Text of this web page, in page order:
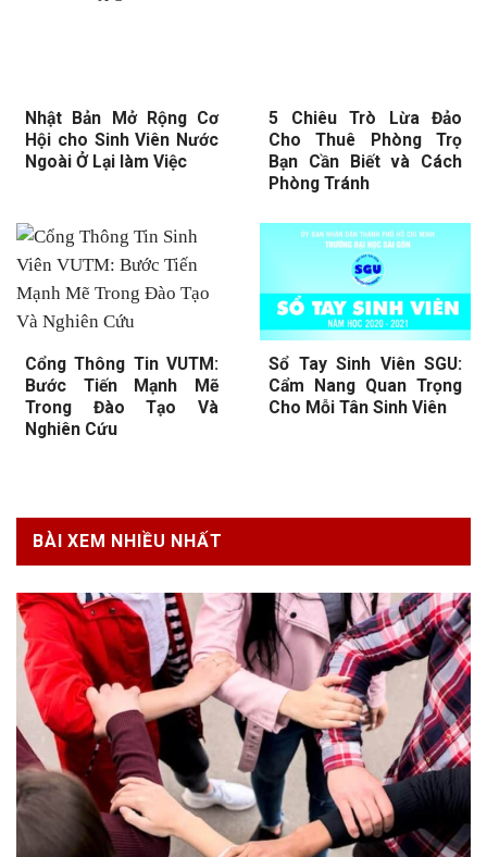
Nhật Bản Mở Rộng Cơ
Hội cho Sinh Viên Nước
Ngoài Ở Lại làm Việc
5 Chiêu Trò Lừa Đảo
Cho Thuê Phòng Trọ
Bạn Cần Biết và Cách
Phòng Tránh
Cổng Thông Tin VUTM:
Bước Tiến Mạnh Mẽ
Trong Đào Tạo Và
Nghiên Cứu
Sổ Tay Sinh Viên SGU:
Cẩm Nang Quan Trọng
Cho Mỗi Tân Sinh Viên
BÀI XEM NHIỀU NHẤT